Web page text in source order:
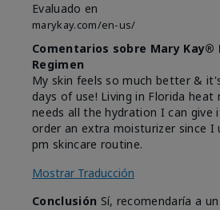
Evaluado en
marykay.com/en-us/
Comentarios sobre Mary Kay®
Regimen
My skin feels so much better &
days of use! Living in Florida heat
needs all the hydration I can give
order an extra moisturizer since I
pm skincare routine.
Mostrar Traducción
Conclusión Sí, recomendaría a